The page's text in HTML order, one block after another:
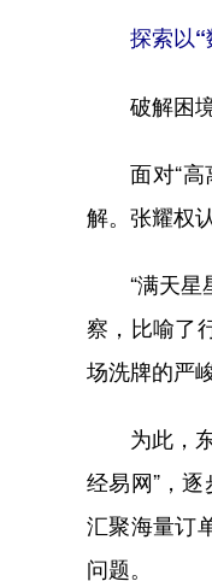
探索以
破解困境
面对“高
解。张耀权
“满天星星
察，比喻了
场洗牌的严
为此，东
经易网”，
汇聚海量订
问题。